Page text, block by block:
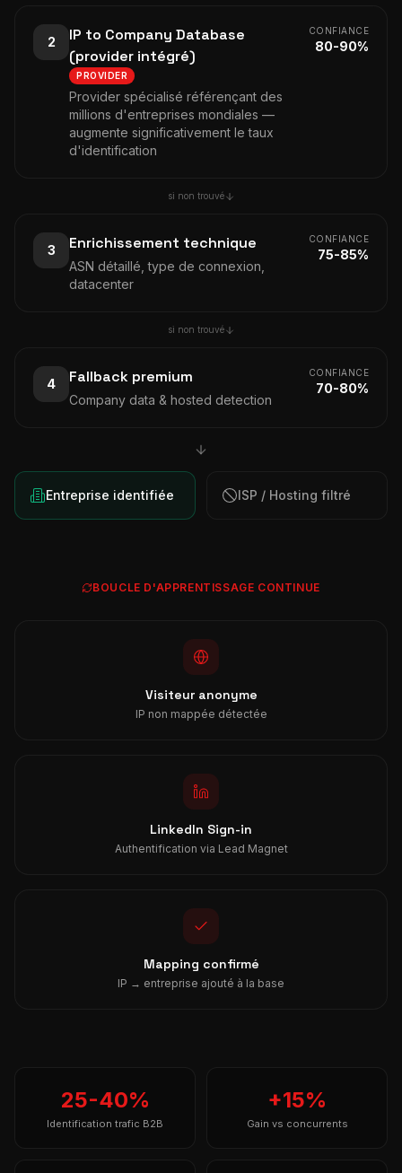
2
IP to Company Database
(provider intégré)
PROVIDER
Provider spécialisé référençant des
millions d'entreprises mondiales —
augmente significativement le taux
d'identification
CONFIANCE
80-90%
si non trouvé
3 Enrichissement technique
ASN détaillé, type de connexion,
datacenter
CONFIANCE
75-85%
si non trouvé
4 Fallback premium
Company data & hosted detection
CONFIANCE
70-80%
Entreprise identifiée ISP / Hosting filtré
BOUCLE D'APPRENTISSAGE CONTINUE
Visiteur anonyme
IP non mappée détectée
LinkedIn Sign-in
Authentification via Lead Magnet
Mapping confirmé
IP → entreprise ajouté à la base
25-40%
Identification trafic B2B
+15%
Gain vs concurrents